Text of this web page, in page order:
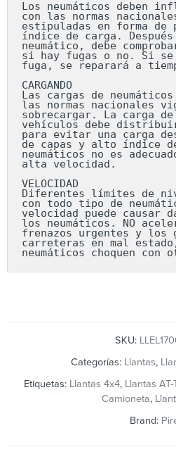
Los neumáticos deben
con las normas
estipuladas en forma
índice de carga.
neumático, debe
si hay fugas o no. Si se
fuga, se reparará a
CARGANDO
Las cargas de
las normas nacionales
sobrecargar. La carga
vehículos debe
para evitar una carga
de capas y alto índice
neumáticos no es
alta velocidad.
VELOCIDAD
Diferentes límites de
con todo tipo de
velocidad puede causar
los neumáticos. NO
frenazos urgentes y los
carreteras en mal
neumáticos choquen con
SKU:
Categorías: Llantas,
Etiquetas: Llantas 4x4, Llantas
Camioneta,
Brand: